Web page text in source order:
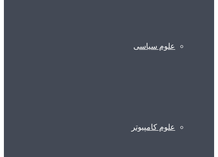
علوم سیاسی
علوم کامپیوتر